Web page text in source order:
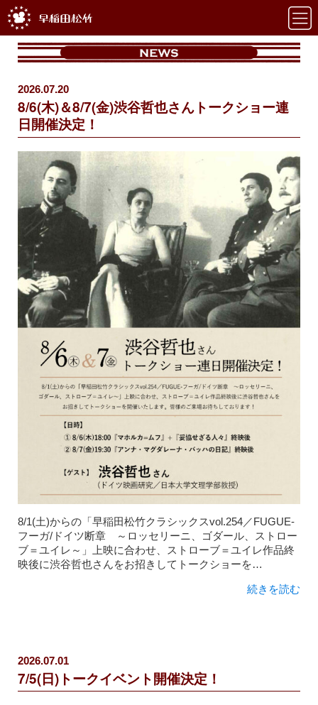
2026.07.20
8/6(木)＆8/7(金)渋谷哲也さんトークショー連
日開催決定！
8/1(土)からの「早稲田松竹クラシックスvol.254／FUGUE-
フーガ/ドイツ断章 ～ロッセリーニ、ゴダール、ストロー
ブ＝ユイレ～」上映に合わせ、ストローブ＝ユイレ作品終
映後に渋谷哲也さんをお招きしてトークショーを…
続きを読む
2026.07.01
7/5(日)トークイベント開催決定！